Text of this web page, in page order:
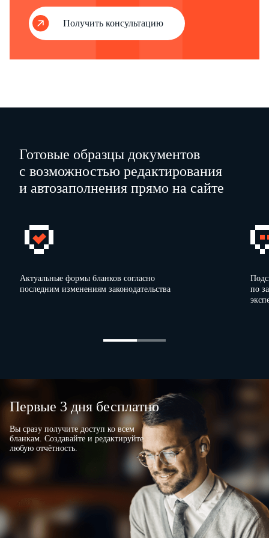
Петров
Главный бухгалтер _________________________
Получить консультацию
Готовые образцы документов
с возможностью редактирования
и автозаполнения прямо на сайте
Актуальные формы бланков согласно
последним изменениям законодательства
по
Первые 3 дня бесплатно
Вы сразу получите доступ ко всем
бланкам. Создавайте и редактируйте
любую отчётность.